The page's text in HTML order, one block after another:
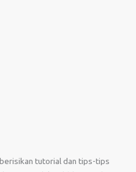
tutorial dan tips-tips